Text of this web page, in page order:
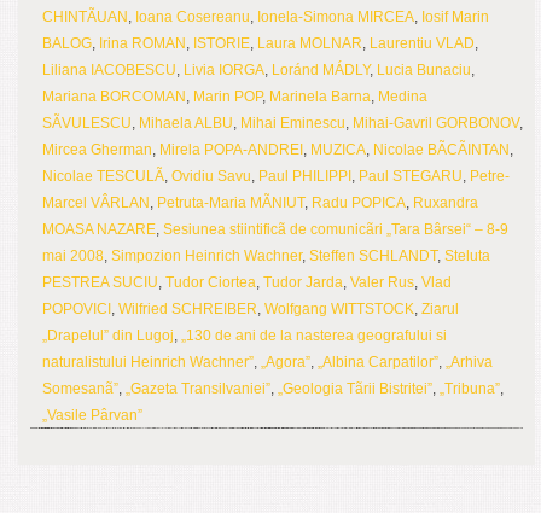
CHINTÃUAN , Ioana Cosereanu, Ionela-Simona MIRCEA, Iosif Marin
BALOG, Irina ROMAN , ISTORIE, Laura MOLNAR, Laurentiu VLAD,
Liliana IACOBESCU, Livia IORGA, Loránd MÁDLY, Lucia Bunaciu,
Mariana BORCOMAN , Marin POP, Marinela Barna, Medina
SÃVULESCU, Mihaela ALBU, Mihai Eminescu, Mihai-Gavril GORBONOV,
Mircea Gherman, Mirela POPA-ANDREI , MUZICA, Nicolae BÃCÃINTAN ,
Nicolae TESCULÃ, Ovidiu Savu, Paul PHILIPPI , Paul STEGARU, Petre-
Marcel VÂRLAN , Petruta-Maria MÃNIUT, Radu POPICA, Ruxandra
MOASA NAZARE, Sesiunea stiintificã de comunicãri „Tara Bârsei“ – 8-9
mai 2008, Simpozion Heinrich Wachner, Steffen SCHLANDT, Steluta
PESTREA SUCIU, Tudor Ciortea, Tudor Jarda, Valer Rus, Vlad
POPOVICI , Wilfried SCHREIBER, Wolfgang WITTSTOCK, Ziarul
„Drapelul” din Lugoj, „130 de ani de la nasterea geografului si
naturalistului Heinrich Wachner”, „Agora”, „Albina Carpatilor”, „Arhiva
Somesanã”, „Gazeta Transilvaniei”, „Geologia Tãrii Bistritei”, „Tribuna”,
„Vasile Pârvan”